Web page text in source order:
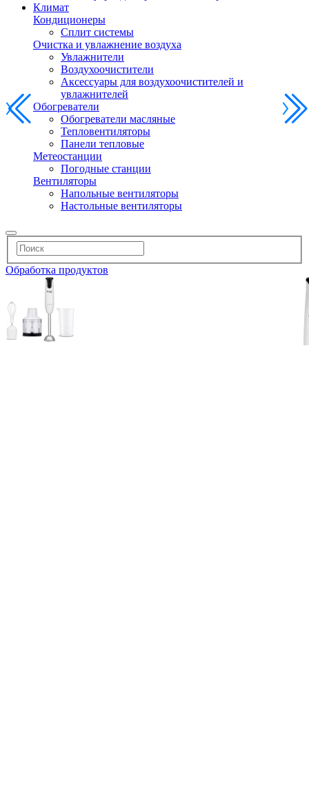
Климат
Кондиционеры
Сплит системы
Очистка и увлажнение воздуха
Увлажнители
Воздухоочистители
Аксессуары для воздухоочистителей и
увлажнителей
Обогреватели
Обогреватели масляные
Тепловентиляторы
Панели тепловые
Метеостанции
Погодные станции
Вентиляторы
Напольные вентиляторы
Настольные вентиляторы
Обработка продуктов